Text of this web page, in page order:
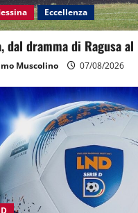
Eccellenza
dal dramma di Ragusa
Muscolino 07/08/2026